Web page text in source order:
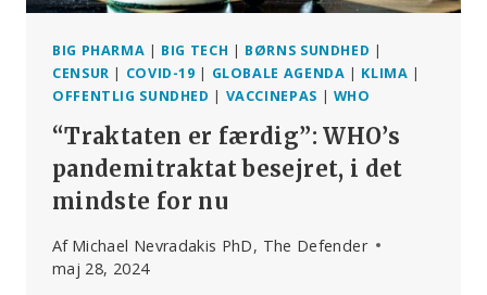
BIG PHARMA | BIG TECH | BØRNS SUNDHED |
CENSUR | COVID-19 | GLOBALE AGENDA | KLIMA |
OFFENTLIG SUNDHED | VACCINEPAS | WHO
“Traktaten er færdig”: WHO’s
pandemitraktat besejret, i det
mindste for nu
Af Michael Nevradakis PhD, The Defender
maj 28, 2024